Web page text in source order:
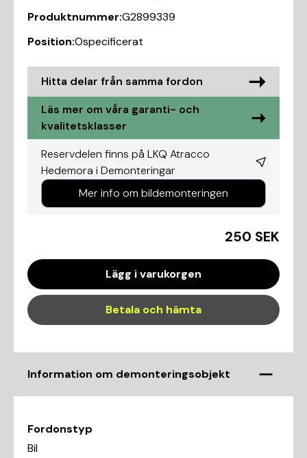
Produktnummer:G2899339
Position:Ospecificerat
Hitta delar från samma fordon
Läs mer om våra garanti- och
kvalitetsklasser
Reservdelen finns på LKQ Atracco
Hedemora i Demonteringar
Mer info om bildemonteringen
250 SEK
Lägg i varukorgen
Betala och hämta
Information om demonteringsobjekt
Fordonstyp
Bil